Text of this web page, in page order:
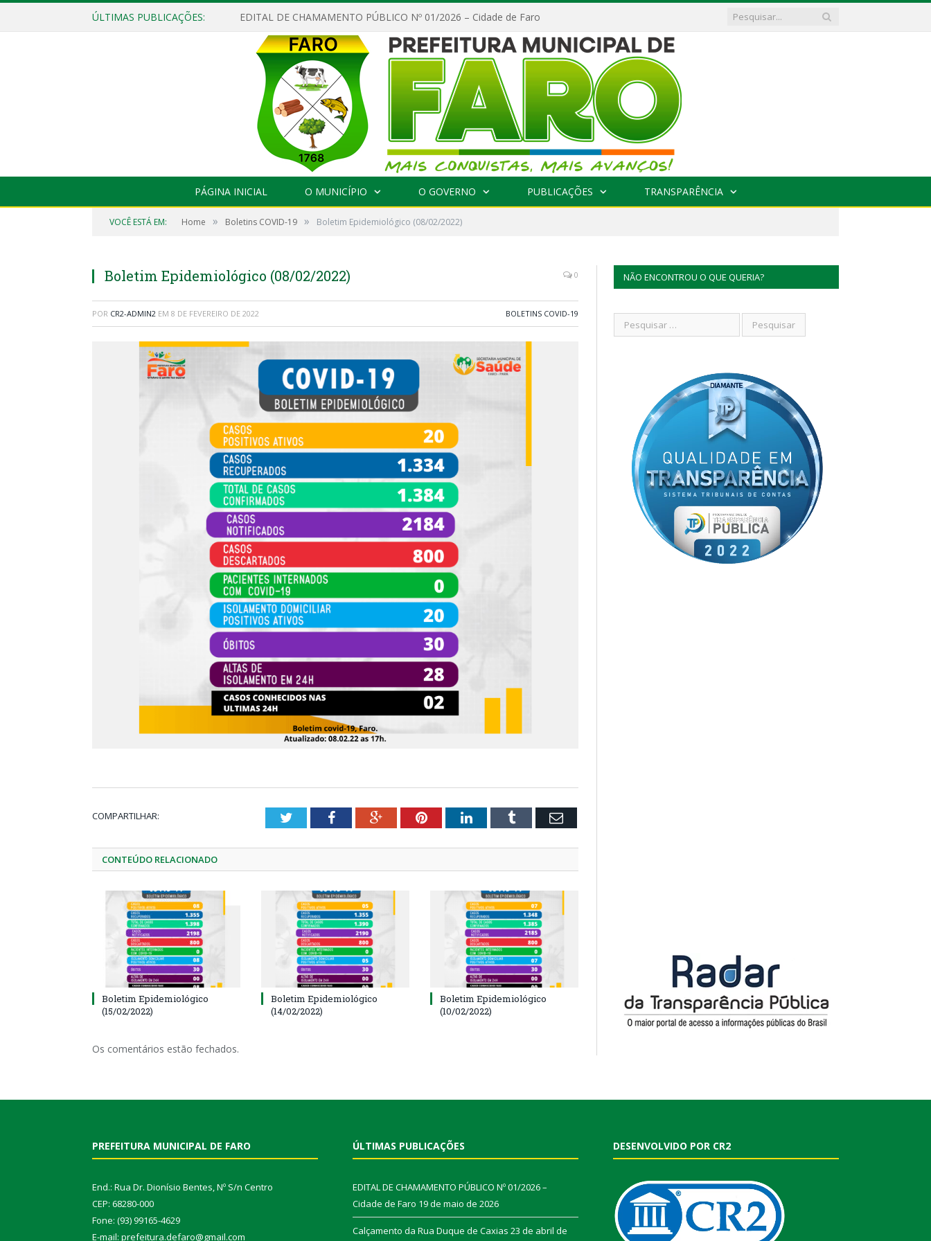
ÚLTIMAS PUBLICAÇÕES: EDITAL DE CHAMAMENTO PÚBLICO Nº 01/2026 – Cidade de Faro
PÁGINA INICIAL O MUNICÍPIO O GOVERNO PUBLICAÇÕES TRANSPARÊNCIA
VOCÊ ESTÁ EM: Home » Boletins COVID-19 » Boletim Epidemiológico (08/02/2022)
Boletim Epidemiológico (08/02/2022) 0
POR CR2-ADMIN2 EM 8 DE FEVEREIRO DE 2022 BOLETINS COVID-19
COMPARTILHAR: TwitterFacebookGoogle+PinterestLinkedInTumblr Email
CONTEÚDO RELACIONADO
Boletim Epidemiológico
(15/02/2022)
Boletim Epidemiológico
(14/02/2022)
Boletim Epidemiológico
(10/02/2022)
Os comentários estão fechados.
NÃO ENCONTROU O QUE QUERIA?
PREFEITURA MUNICIPAL DE FARO
End.: Rua Dr. Dionísio Bentes, Nº S/n Centro
CEP: 68280-000
Fone: (93) 99165-4629
E-mail: prefeitura.defaro@gmail.com
ÚLTIMAS PUBLICAÇÕES
EDITAL DE CHAMAMENTO PÚBLICO Nº 01/2026 –
Cidade de Faro 19 de maio de 2026
Calçamento da Rua Duque de Caxias 23 de abril de
DESENVOLVIDO POR CR2